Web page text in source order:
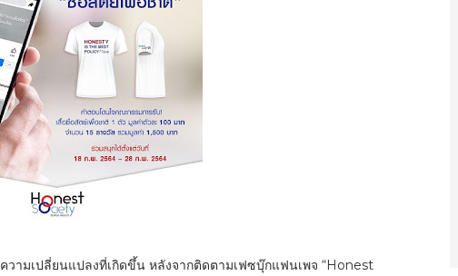
วามเปลี่ยนแปลงที่เกิดขึ้น หลังจากติดตามเฟซบุ๊กแฟนเพจ “Honest